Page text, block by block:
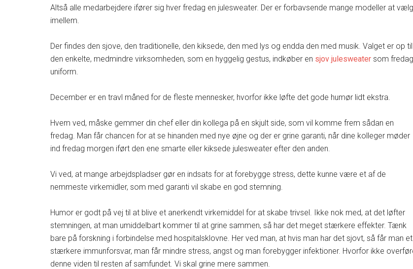
Altså alle medarbejdere ifører sig hver fredag en julesweater. Der er forbavsende mange modeller at
imellem.
Der findes den sjove, den traditionelle, den kiksede, den med lys og endda den med musik. Valget er op til
den enkelte, medmindre virksomheden, som en hyggelig gestus, indkøber en sjov julesweater som
uniform.
December er en travl måned for de fleste mennesker, hvorfor ikke løfte det gode humør lidt ekstra.
Hvem ved, måske gemmer din chef eller din kollega på en skjult side, som vil komme frem sådan en
fredag. Man får chancen for at se hinanden med nye øjne og der er grine garanti, når dine kolleger møder
ind fredag morgen iført den ene smarte eller kiksede julesweater efter den anden.
Vi ved, at mange arbejdspladser gør en indsats for at forebygge stress, dette kunne være et af de
nemmeste virkemidler, som med garanti vil skabe en god stemning.
Humor er godt på vej til at blive et anerkendt virkemiddel for at skabe trivsel. Ikke nok med, at det løfter
stemningen, at man umiddelbart kommer til at grine sammen, så har det meget stærkere effekter. Tænk
bare på forskning i forbindelse med hospitalsklovne. Her ved man, at hvis man har det sjovt, så får man et
stærkere immunforsvar, man får mindre stress, angst og man forebygger infektioner. Hvorfor ikke
denne viden til resten af samfundet. Vi skal grine mere sammen.